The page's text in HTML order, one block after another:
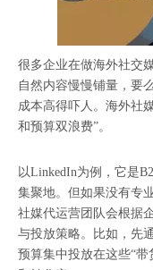
很多企业在做海外社交
自然内容慢慢铺量，要
成本高得吓人。 海外社
和预算双浪费”。
以LinkedIn为例，它是
集聚地。但如果没有专
社媒代运营团队会根据
与投放策略。比如，先
预算集中投放在这些“